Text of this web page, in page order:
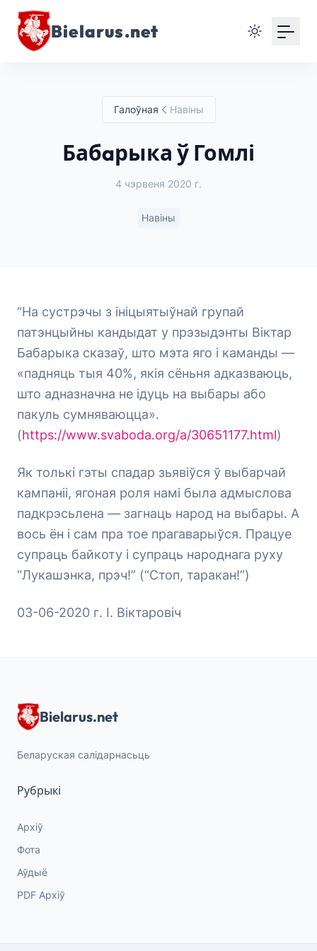
Bielarus.net
Галоўная Навіны
Бабaрыка ў Гомлі
4 чэрвеня 2020 г.
Навіны
“На сустрэчы з ініцыятыўнай групай
патэнцыйны кандыдат у прэзыдэнты Віктар
Бабарыка сказаў, што мэта яго і каманды —
«падняць тыя 40%, якія сёньня адказваюць,
што адназначна не ідуць на выбары або
пакуль сумняваюцца».
(https://www.svaboda.org/a/30651177.html)
Як толькі гэты спадар зьявіўся ў выбарчай
кампаніі, ягоная роля намі была адмыслова
падкрэсьлена — загнаць народ на выбары. А
вось ён і сам пра тое прагаварыўся. Працуе
супраць байкоту і супраць народнага руху
“Лукашэнка, прэч!” (“Стоп, таракан!”)
03-06-2020 г. І. Віктаровіч
Bielarus.net
Беларуская салідарнасьць
Рубрыкі
Архіў
Фота
Аўдыё
PDF Архіў